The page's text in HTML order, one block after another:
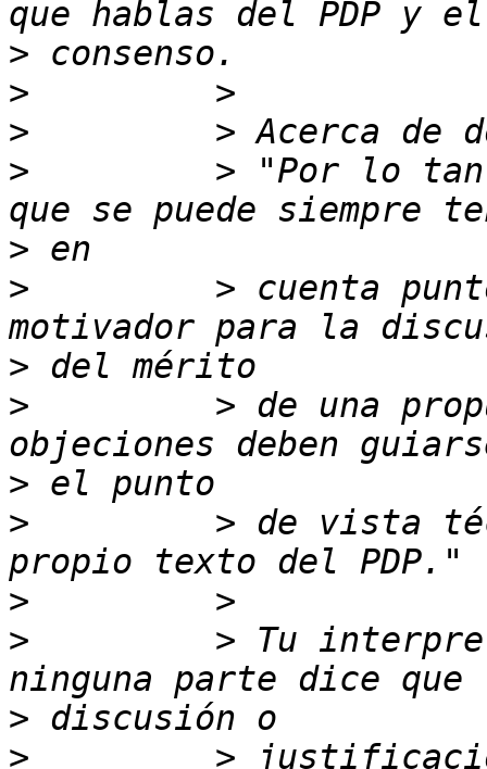
>
>
>
>
> "Por lo
>
>
> cuenta
>
>
> de una
>
>
> de vista
>
>
> Tu
>
>
>